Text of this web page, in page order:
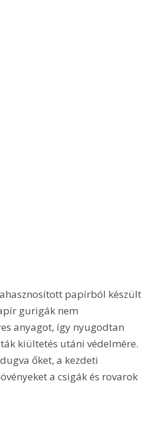
papírból készült
gurigák nem
anyagot, így nyugodtan
kiültetés utáni védelmére.
őket, a kezdeti
a csigák és rovarok